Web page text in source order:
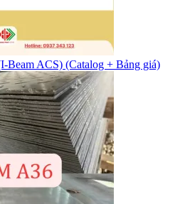
Beam ACS) (Catalog + Bảng giá)